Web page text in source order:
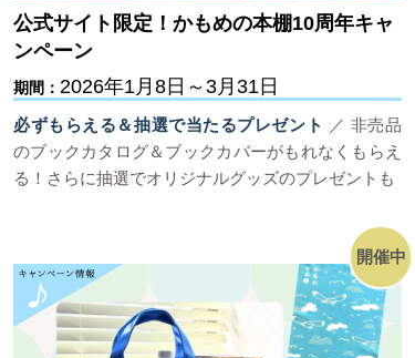
公式サイト限定！かもめの本棚10周年キャ
ンペーン
期間： 2026年1月8日～3月31日
必ずもらえる＆抽選で当たるプレゼント
／ 非売品
のブックカタログ＆ブックカバーがもれなくもらえ
る！さらに抽選でオリジナルグッズのプレゼントも
開催中